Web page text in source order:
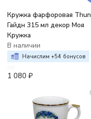
Кружка фарфоровая Thun
Гайдн 315 мл декор Моя
Кружка
В наличии
Начислим +54 бонусов
1 080 ₽